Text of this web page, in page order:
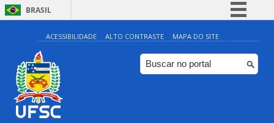
BRASIL
Simplifique!
Comunica BR
Participe
ACESSIBILIDADE ALTO CONTRASTE MAPA DO SITE